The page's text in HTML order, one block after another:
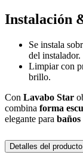
Instalación
Se instala
del instalador.
Limpiar con
brillo.
Con Lavabo Star
combina forma
elegante para baños
Detalles del producto